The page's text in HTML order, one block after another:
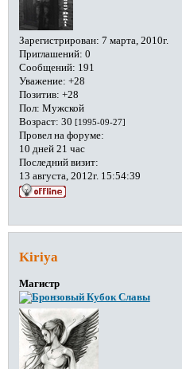
Зарегистрирован: 7 марта, 2010г.
Приглашений: 0
Сообщений: 191
Уважение: +28
Позитив: +28
Пол: Мужской
Возраст: 30 [1995-09-27]
Провел на форуме:
10 дней 21 час
Последний визит:
13 августа, 2012г. 15:54:39
Kiriya
Магистр